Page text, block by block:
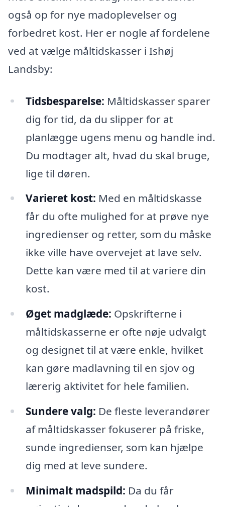
også op for nye madoplevelser og
forbedret kost. Her er nogle af fordelene
ved at vælge måltidskasser i Ishøj
Landsby:
Tidsbesparelse: Måltidskasser sparer
dig for tid, da du slipper for at
planlægge ugens menu og handle ind.
Du modtager alt, hvad du skal bruge,
lige til døren.
Varieret kost: Med en måltidskasse
får du ofte mulighed for at prøve nye
ingredienser og retter, som du måske
ikke ville have overvejet at lave selv.
Dette kan være med til at variere din
kost.
Øget madglæde: Opskrifterne i
måltidskasserne er ofte nøje udvalgt
og designet til at være enkle, hvilket
kan gøre madlavning til en sjov og
lærerig aktivitet for hele familien.
Sundere valg: De fleste leverandører
af måltidskasser fokuserer på friske,
sunde ingredienser, som kan hjælpe
dig med at leve sundere.
Minimalt madspild: Da du får